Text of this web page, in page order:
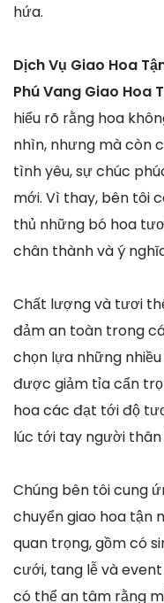
hứa.
Dịch Vụ Giao Hoa
Phú Vang Giao Hoa
hiểu rõ rằng hoa
nhìn, nhưng mà còn
tình yêu, sự chúc
mới. Vì thay, bên tôi
thủ những bó hoa
chân thành và ý
Chất lượng và tươi
đảm an toàn trong
chọn lựa những
được giảm tỉa cẩn
hoa các đạt tới độ
lúc tới tay người
Chúng bên tôi cung
chuyển giao hoa tận
quan trọng, gồm có
cưới, tang lễ và
có thể an tâm rằng